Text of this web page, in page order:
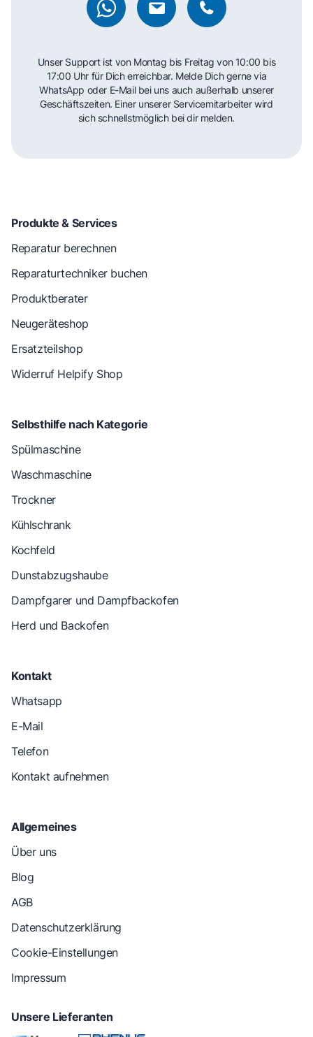
Unser Support ist von Montag bis Freitag von 10:00 bis
17:00 Uhr für Dich erreichbar. Melde Dich gerne via
WhatsApp oder E-Mail bei uns auch außerhalb unserer
Geschäftszeiten. Einer unserer Servicemitarbeiter wird
sich schnellstmöglich bei dir melden.
Produkte & Services
Reparatur berechnen
Reparaturtechniker buchen
Produktberater
Neugeräteshop
Ersatzteilshop
Widerruf Helpify Shop
Selbsthilfe nach Kategorie
Spülmaschine
Waschmaschine
Trockner
Kühlschrank
Kochfeld
Dunstabzugshaube
Dampfgarer und Dampfbackofen
Herd und Backofen
Kontakt
Whatsapp
E-Mail
Telefon
Kontakt aufnehmen
Allgemeines
Über uns
Blog
AGB
Datenschutzerklärung
Cookie-Einstellungen
Impressum
Unsere Lieferanten